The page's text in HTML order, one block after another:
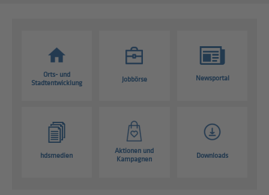
Orts- und
Stadtentwicklung
Jobbörse Newsportal
hdsmedien
Aktionen und
Kampagnen
Downloads